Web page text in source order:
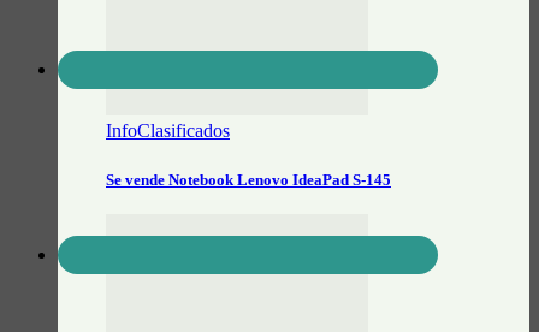
InfoClasificados
Se vende Notebook Lenovo IdeaPad S-145